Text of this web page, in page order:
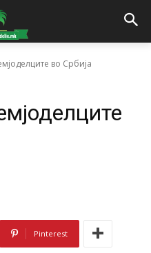
во Србија
Pinterest